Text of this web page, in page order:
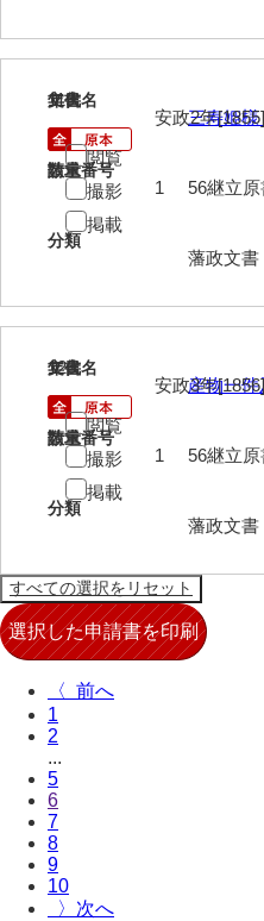
119
文書名
三寿姫様
請求番号
56継立
分類
藩政文
年代
安政2年[1855]
数量
1
閲覧
撮影
掲載
120
文書名
産物一
請求番号
56継立
分類
藩政文
年代
安政3年
数量
1
閲覧
撮影
掲載
〈
1
2
...
5
6
7
8
9
10
〉